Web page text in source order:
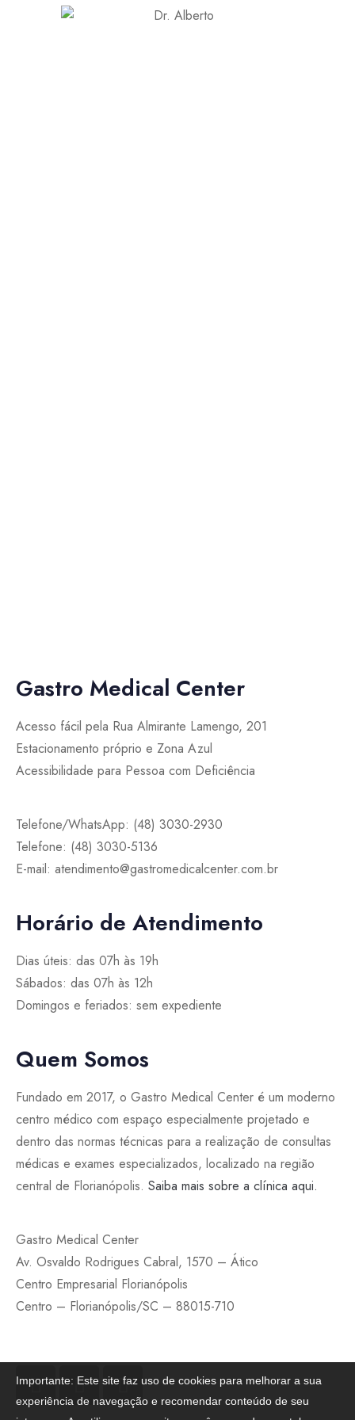
Gastro Medical Center
Acesso fácil pela Rua Almirante Lamengo, 201
Estacionamento próprio e Zona Azul
Acessibilidade para Pessoa com Deficiência
Telefone/WhatsApp: (48) 3030-2930
Telefone: (48) 3030-5136
E-mail: atendimento@gastromedicalcenter.com.br
Horário de Atendimento
Dias úteis: das 07h às 19h
Sábados: das 07h às 12h
Domingos e feriados: sem expediente
Quem Somos
Fundado em 2017, o Gastro Medical Center é um moderno
centro médico com espaço especialmente projetado e
dentro das normas técnicas para a realização de consultas
médicas e exames especializados, localizado na região
central de Florianópolis. Saiba mais sobre a clínica aqui.
Gastro Medical Center
Av. Osvaldo Rodrigues Cabral, 1570 – Ático
Centro Empresarial Florianópolis
Centro – Florianópolis/SC – 88015-710
Importante: Este site faz uso de cookies para melhorar a sua
experiência de navegação e recomendar conteúdo de seu